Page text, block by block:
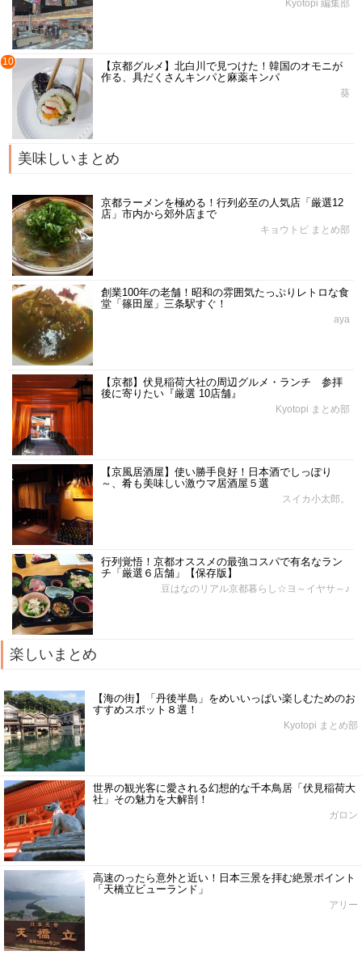
Kyotopi 編集部
10
【京都グルメ】北白川で見つけた！韓国のオモニが
作る、具だくさんキンパと麻薬キンパ
葵
美味しいまとめ
京都ラーメンを極める！行列必至の人気店「厳選12
店」市内から郊外店まで
キョウトピ まとめ部
創業100年の老舗！昭和の雰囲気たっぷりレトロな食
堂「篠田屋」三条駅すぐ！
aya
【京都】伏見稲荷大社の周辺グルメ・ランチ 参拝
後に寄りたい『厳選 10店舗』
Kyotopi まとめ部
【京風居酒屋】使い勝手良好！日本酒でしっぽり
～、肴も美味しい激ウマ居酒屋５選
スイカ小太郎。
行列覚悟！京都オススメの最強コスパで有名なラン
チ「厳選６店舗」【保存版】
豆はなのリアル京都暮らし☆ヨ～イヤサ～♪
楽しいまとめ
【海の街】「丹後半島」をめいいっぱい楽しむためのお
すすめスポット８選！
Kyotopi まとめ部
世界の観光客に愛される幻想的な千本鳥居「伏見稲荷大
社」その魅力を大解剖！
ガロン
高速のったら意外と近い！日本三景を拝む絶景ポイント
「天橋立ビューランド」
アリー